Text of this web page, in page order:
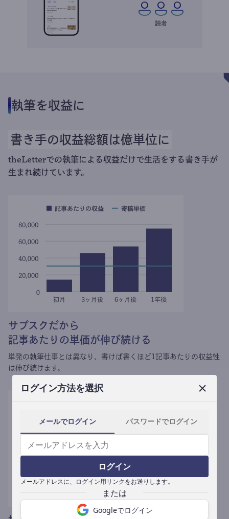
ログイン方法を選択
メールでログイン パスワードでログイン
ログイン
メールアドレスに、ログイン用リンクをお送りします。
Googleでログイン
執筆を収益に
書き手の収益総額は億単位に
theLetterでの執筆による収益だけで生活をする書き手が
生まれ続けています。
サブスクだから
記事あたりの単価が伸び続ける
単発の執筆仕事とは異なり、 書けば書くほど1記事あたりの収益性
は伸び続けます。